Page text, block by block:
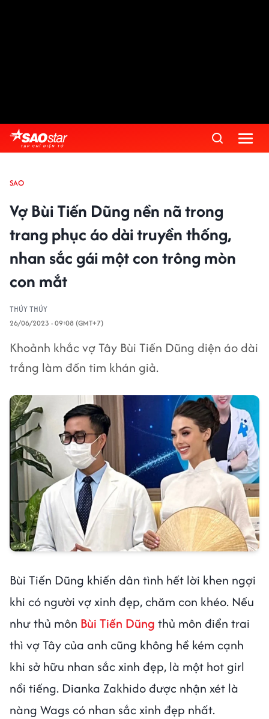
SAO
Vợ Bùi Tiến Dũng nền nã trong
trang phục áo dài truyền thống,
nhan sắc gái một con trông mòn
con mắt
THÚY THÚY
26/06/2023 - 09:08 (GMT+7)
Khoảnh khắc vợ Tây Bùi Tiến Dũng diện áo dài
trắng làm đốn tim khán giả.
Bùi Tiến Dũng khiến dân tình hết lời khen ngợi
khi có người vợ xinh đẹp, chăm con khéo. Nếu
như thủ môn Bùi Tiến Dũng thủ môn điển trai
thì vợ Tây của anh cũng không hề kém cạnh
khi sở hữu nhan sắc xinh đẹp, là một hot girl
nổi tiếng. Dianka Zakhido được nhận xét là
nàng Wags có nhan sắc xinh đẹp nhất.